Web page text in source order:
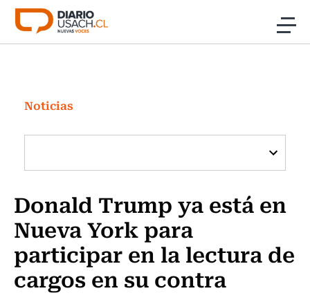
Click acá para ir directamente al contenido
Investigación
Cultura
Programas Radio y TV Usach
Noticias
Donald Trump ya está en
Nueva York para
participar en la lectura de
cargos en su contra